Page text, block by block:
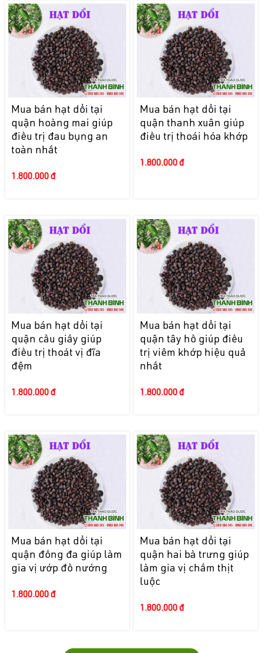
Mua bán hạt dổi tại
quận hoàng mai giúp
điều trị đau bụng an
toàn nhất
1.800.000 đ
Mua bán hạt dổi tại
quận thanh xuân giúp
điều trị thoái hóa khớp
1.800.000 đ
Mua bán hạt dổi tại
quận cầu giấy giúp
điều trị thoát vị đĩa
đệm
1.800.000 đ
Mua bán hạt dổi tại
quận tây hồ giúp điều
trị viêm khớp hiệu quả
nhất
1.800.000 đ
Mua bán hạt dổi tại
quận đống đa giúp làm
gia vị ướp đồ nướng
1.800.000 đ
Mua bán hạt dổi tại
quận hai bà trưng giúp
làm gia vị chấm thịt
luộc
1.800.000 đ